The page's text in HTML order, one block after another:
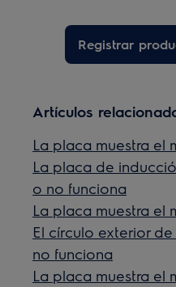
Registrar
Artículos
La placa muestra el
La placa de
o no funciona
La placa muestra el
El círculo exterior
no funciona
La placa muestra el